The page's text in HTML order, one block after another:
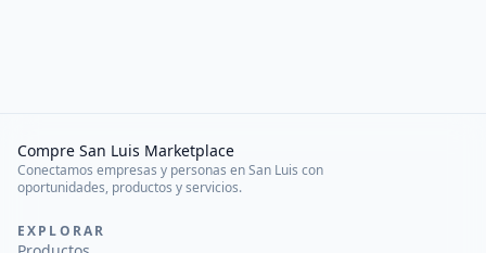
Compre San Luis Marketplace
Conectamos empresas y personas en San Luis con
oportunidades, productos y servicios.
EXPLORAR